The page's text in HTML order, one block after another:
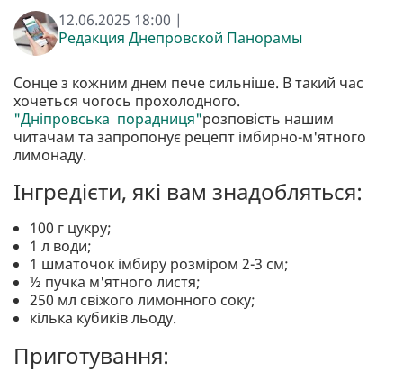
12.06.2025 18:00 |
Редакция Днепровской Панорамы
Сонце з кожним днем пече сильніше. В такий час
хочеться чогось прохолодного.
"Дніпровська порадниця"розповість нашим
читачам та запропонує рецепт імбирно-м'ятного
лимонаду.
Інгредієти, які вам знадобляться:
100 г цукру;
1 л води;
1 шматочок імбиру розміром 2-3 см;
½ пучка м'ятного листя;
250 мл свіжого лимонного соку;
кілька кубиків льоду.
Приготування: